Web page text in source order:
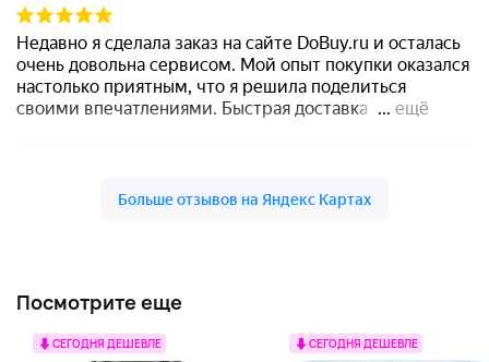
Посмотрите еще
СЕГОДНЯ ДЕШЕВЛЕ СЕГОДНЯ ДЕШЕВЛЕ